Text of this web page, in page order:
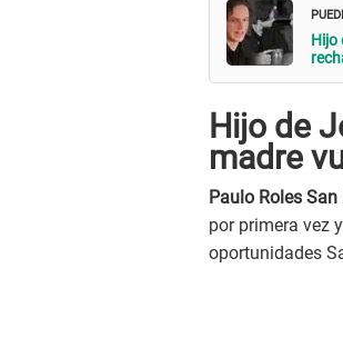
Hijo
Hijo de
madre
Paulo Roles San
por primera vez
oportunidades